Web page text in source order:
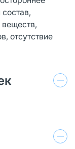
отсутствие